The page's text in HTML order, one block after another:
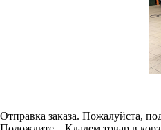
Отправка заказа. Пожалуйста,